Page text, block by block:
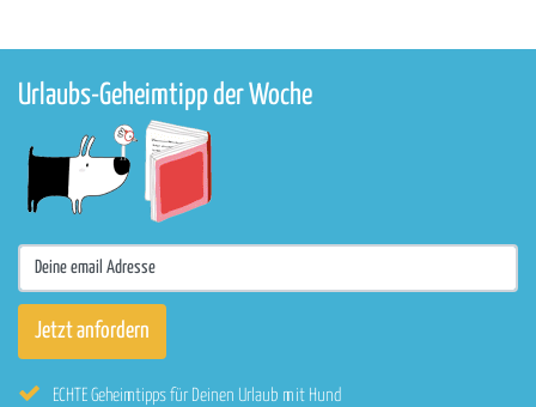
Urlaubs-Geheimtipp der Woche
ECHTE Geheimtipps für Deinen Urlaub mit Hund